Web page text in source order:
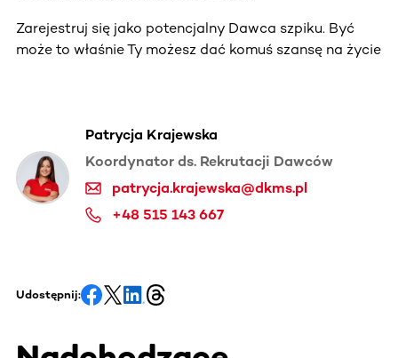
Zarejestruj się jako potencjalny Dawca szpiku. Być
może to właśnie Ty możesz dać komuś szansę na życie
Patrycja Krajewska
Koordynator ds. Rekrutacji Dawców
patrycja.krajewska@dkms.pl
+48 515 143 667
Udostępnij: